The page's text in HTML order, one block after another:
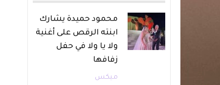
محمود حميدة يشارك
ابنته الرقص على أغنية
ولا يا ولا في حفل
زفافها
ميكس